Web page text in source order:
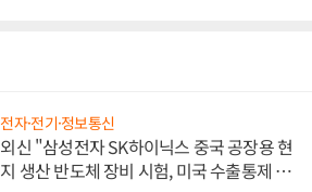
전자·전기·정보통신
외신 "삼성전자 SK하이닉스 중국 공장용 현
지 생산 반도체 장비 시험, 미국 수출통제 대